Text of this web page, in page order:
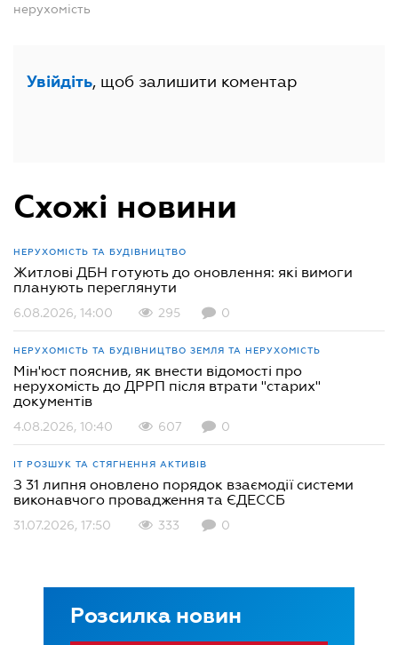
нерухомість
Увійдіть, щоб залишити коментар
Схожі новини
НЕРУХОМІСТЬ ТА БУДІВНИЦТВО
Житлові ДБН готують до оновлення: які вимоги
планують переглянути
6.08.2026, 14:00 295 0
НЕРУХОМІСТЬ ТА БУДІВНИЦТВО ЗЕМЛЯ ТА НЕРУХОМІСТЬ
Мін'юст пояснив, як внести відомості про
нерухомість до ДРРП після втрати "старих"
документів
4.08.2026, 10:40 607 0
ІТ РОЗШУК ТА СТЯГНЕННЯ АКТИВІВ
З 31 липня оновлено порядок взаємодії системи
виконавчого провадження та ЄДЕССБ
31.07.2026, 17:50 333 0
Розсилка новин